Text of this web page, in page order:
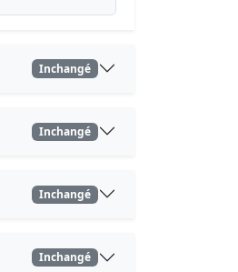
Inchangé
Inchangé
Inchangé
Inchangé